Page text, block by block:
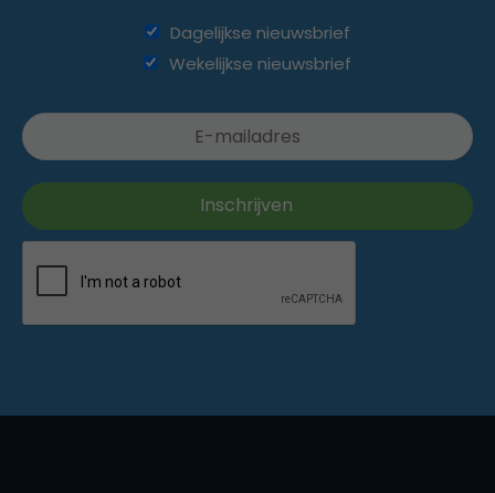
Dagelijkse nieuwsbrief
Wekelijkse nieuwsbrief